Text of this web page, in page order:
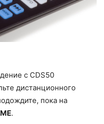
с CDS50
дистанционного
пока на
.